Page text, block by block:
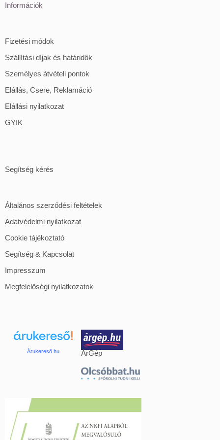
Információk
Fizetési módok
Szállítási díjak és határidők
Személyes átvételi pontok
Elállás, Csere, Reklamáció
Elállási nyilatkozat
GYIK
Segítség kérés
Általános szerződési feltételek
Adatvédelmi nyilatkozat
Cookie tájékoztató
Segítség & Kapcsolat
Impresszum
Megfelelőségi nyilatkozatok
Árukereső.hu ÁrGép